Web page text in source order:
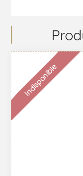
Indisponible